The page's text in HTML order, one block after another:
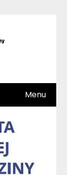
Menu